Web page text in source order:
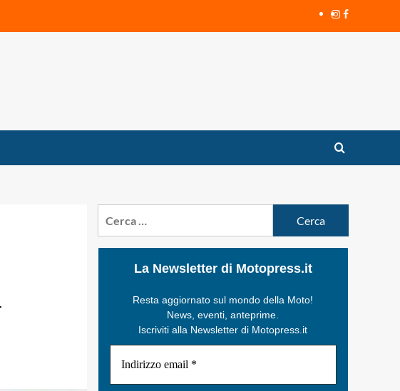
Instagram
Facebook
La Newsletter di Motopress.it
Resta aggiornato sul mondo della Moto!
News, eventi, anteprime.
Iscriviti alla Newsletter di Motopress.it